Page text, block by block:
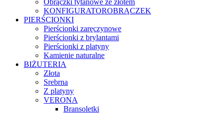
Obrączki tytanowe ze złotem
KONFIGURATOROBRĄCZEK
PIERŚCIONKI
Pierścionki zaręczynowe
Pierścionki z brylantami
Pierścionki z platyny
Kamienie naturalne
BIŻUTERIA
Złota
Srebrna
Z platyny
VERONA
Bransoletki